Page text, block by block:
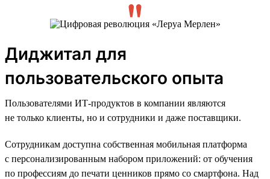
Диджитал для
пользовательского опыта
Пользователями ИТ-продуктов в компании являются
не только клиенты, но и сотрудники и даже поставщики.
Сотрудникам доступна собственная мобильная платформа
с персонализированным набором приложений: от обучения
по профессиям до печати ценников прямо со смартфона. Над